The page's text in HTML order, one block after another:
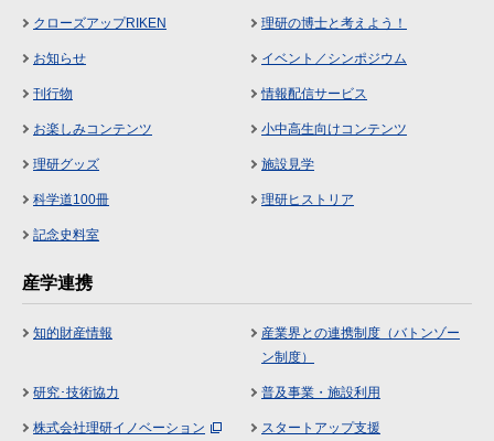
クローズアップRIKEN 理研の博士と考えよう！
お知らせ イベント／シンポジウム
刊行物 情報配信サービス
お楽しみコンテンツ 小中高生向けコンテンツ
理研グッズ 施設見学
科学道100冊 理研ヒストリア
記念史料室
産学連携
知的財産情報
産業界との連携制度（バトンゾー
ン制度）
研究･技術協力 普及事業・施設利用
株式会社理研イノベーション スタートアップ支援